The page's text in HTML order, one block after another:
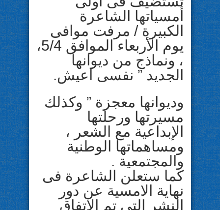
أمسياتها الشاعرة
الكبيرة / مرفت موافى
يوم الأربعاء الموافق 5/4،
، ونماذج من ديوانها
الجديد ” نفسى اعيش.
وديوانها معجزة ” وكذلك
مسيرتها ورحلتها
الإبداعية مع الشعر ،
ومساهماتها الوطنية
والمجتمعية .
كما ستعلن الشاعرة فى
نهاية الامسية عن دور
النشر التى تم الإتفاق